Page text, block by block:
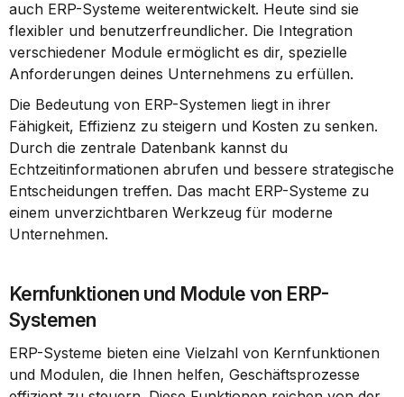
auch ERP-Systeme weiterentwickelt. Heute sind sie
flexibler und benutzerfreundlicher. Die Integration
verschiedener Module ermöglicht es dir, spezielle
Anforderungen deines Unternehmens zu erfüllen.
Die Bedeutung von ERP-Systemen liegt in ihrer
Fähigkeit, Effizienz zu steigern und Kosten zu senken.
Durch die zentrale Datenbank kannst du
Echtzeitinformationen abrufen und bessere strategische
Entscheidungen treffen. Das macht ERP-Systeme zu
einem unverzichtbaren Werkzeug für moderne
Unternehmen.
Kernfunktionen und Module von ERP-
Systemen
ERP-Systeme bieten eine Vielzahl von Kernfunktionen
und Modulen, die Ihnen helfen, Geschäftsprozesse